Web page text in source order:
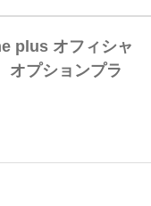
plus オフィシャ
オプションプラ